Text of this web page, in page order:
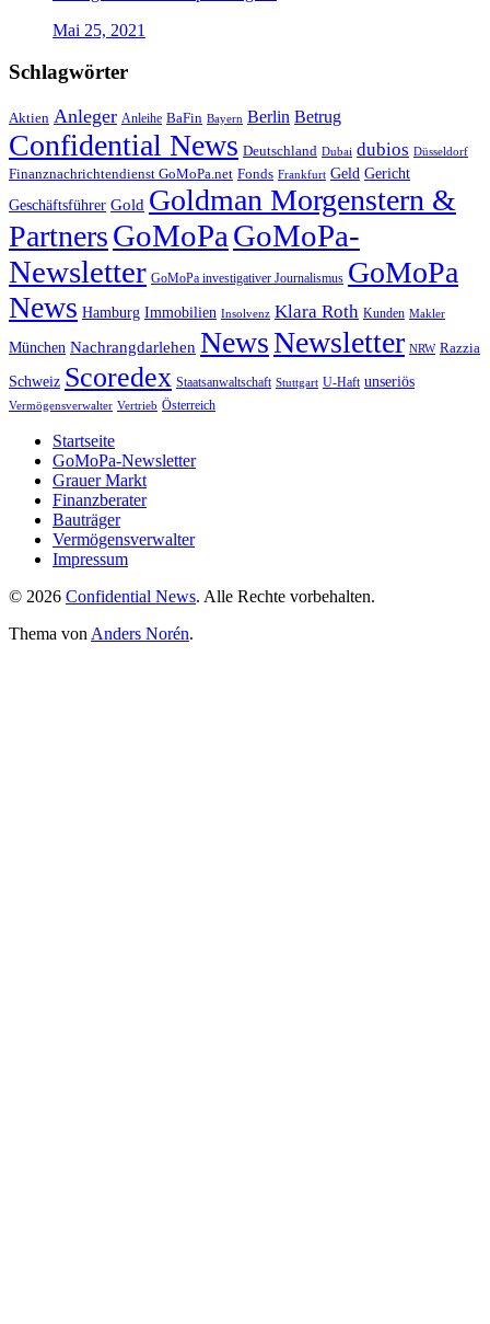
Mai 25, 2021
Schlagwörter
Aktien Anleger Anleihe BaFin Bayern Berlin Betrug
Confidential News Deutschland Dubai dubios Düsseldorf
Finanznachrichtendienst GoMoPa.net Fonds Frankfurt Geld Gericht
Geschäftsführer Gold Goldman Morgenstern &
PartnersGoMoPa GoMoPa-
Newsletter GoMoPa investigativer Journalismus GoMoPa
News Hamburg Immobilien Insolvenz Klara Roth Kunden Makler
München Nachrangdarlehen NewsNewsletter NRW Razzia
Schweiz Scoredex Staatsanwaltschaft Stuttgart U-Haft unseriös
Vermögensverwalter Vertrieb Österreich
Startseite
GoMoPa-Newsletter
Grauer Markt
Finanzberater
Bauträger
Vermögensverwalter
Impressum
© 2026 Confidential News. Alle Rechte vorbehalten.
Thema von Anders Norén.